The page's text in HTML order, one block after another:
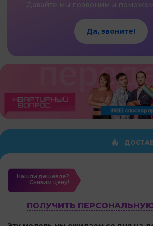
Давайте мы позвоним и
Да, звоните!
Нашли дешевле?
Cнизим цену!
ПОЛУЧИТЬ